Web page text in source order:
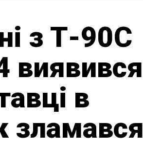
з Т-90С
виявився
в
зламався